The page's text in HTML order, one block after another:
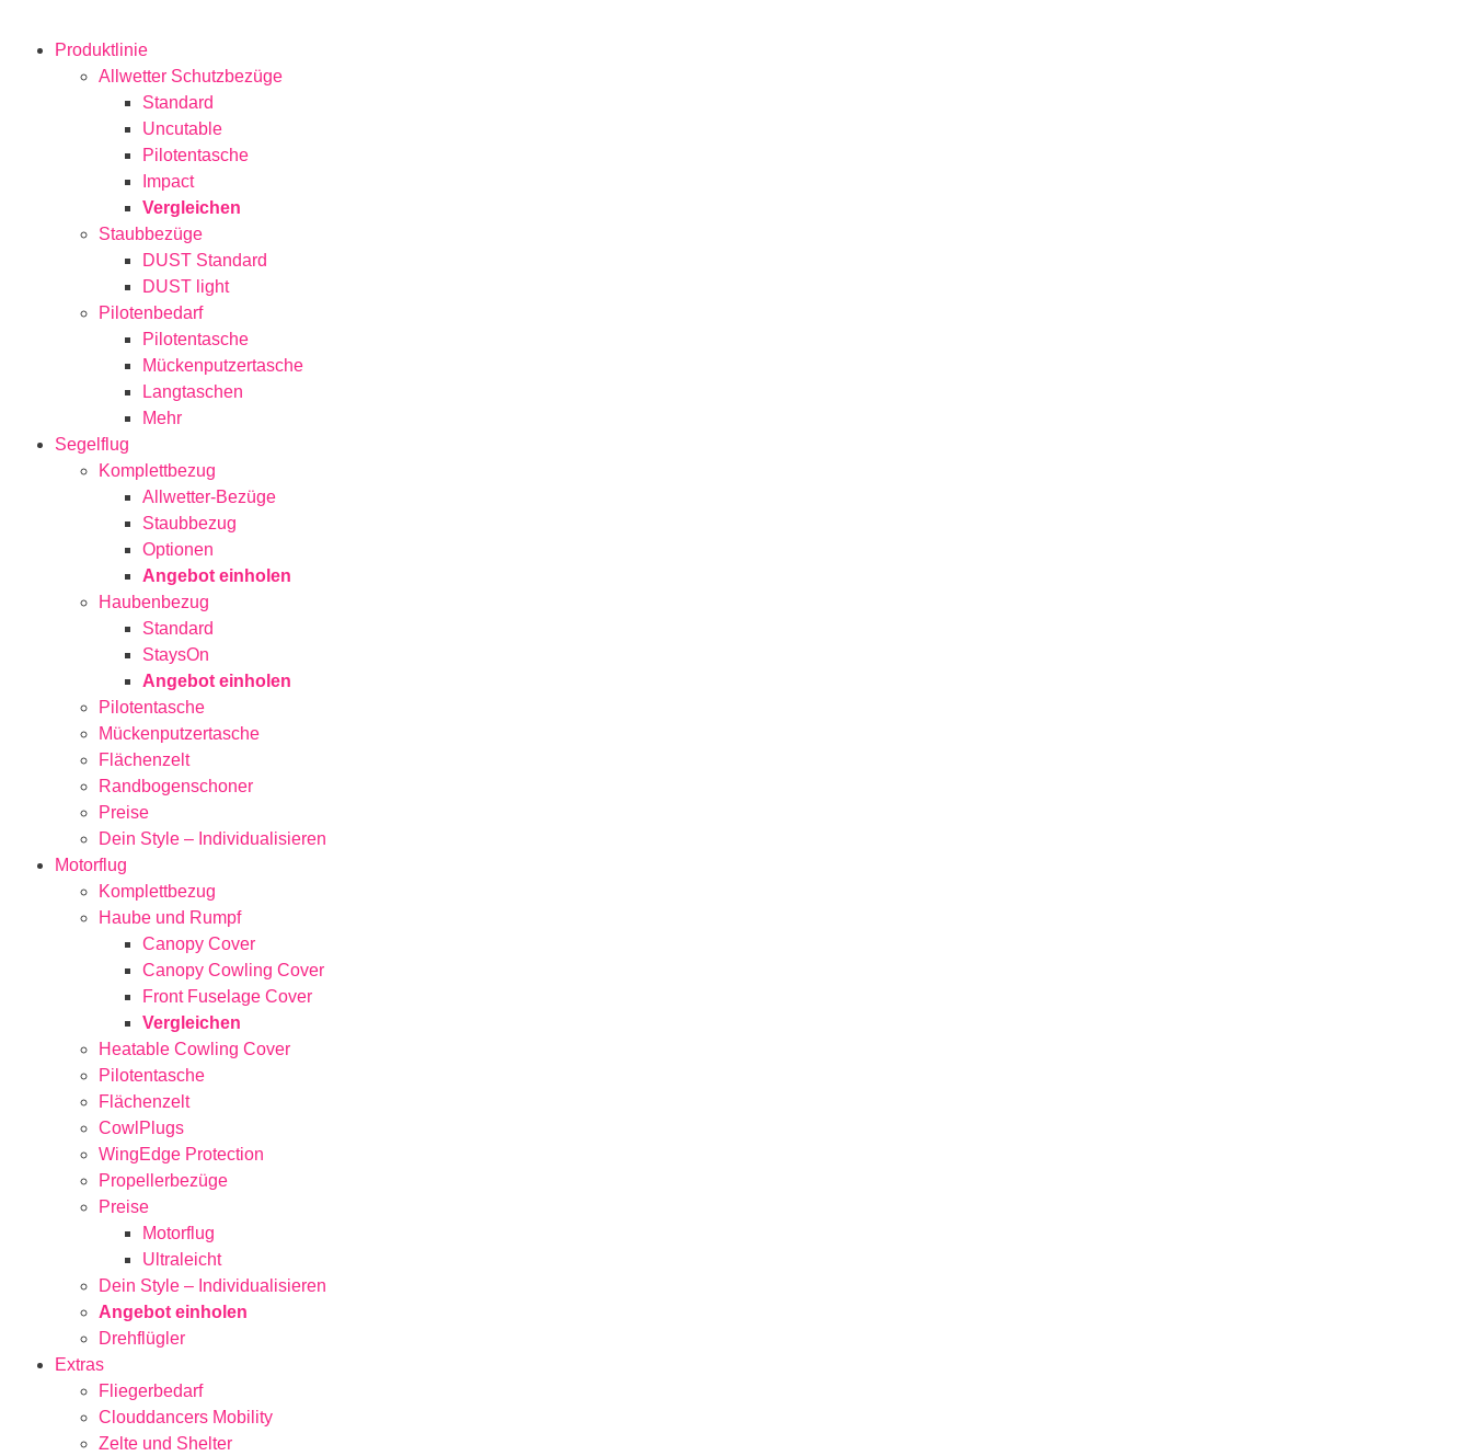
Produktlinie
Allwetter Schutzbezüge
Standard
Uncutable
Pilotentasche
Impact
Vergleichen
Staubbezüge
DUST Standard
DUST light
Pilotenbedarf
Pilotentasche
Mückenputzertasche
Langtaschen
Mehr
Segelflug
Komplettbezug
Allwetter-Bezüge
Staubbezug
Optionen
Angebot einholen
Haubenbezug
Standard
StaysOn
Angebot einholen
Pilotentasche
Mückenputzertasche
Flächenzelt
Randbogenschoner
Preise
Dein Style – Individualisieren
Motorflug
Komplettbezug
Haube und Rumpf
Canopy Cover
Canopy Cowling Cover
Front Fuselage Cover
Vergleichen
Heatable Cowling Cover
Pilotentasche
Flächenzelt
CowlPlugs
WingEdge Protection
Propellerbezüge
Preise
Motorflug
Ultraleicht
Dein Style – Individualisieren
Angebot einholen
Drehflügler
Extras
Fliegerbedarf
Clouddancers Mobility
Zelte und Shelter